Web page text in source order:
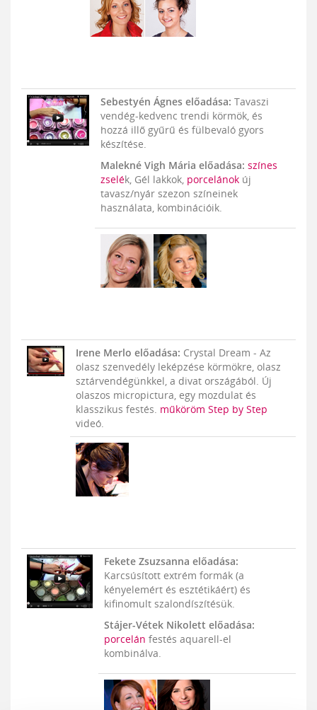
Sebestyén Ágnes előadása: Tavaszi
vendég-kedvenc trendi körmök, és
hozzá illő gyűrű és fülbevaló gyors
készítése.
Malekné Vigh Mária előadása: színes
zselék, Gél lakkok, porcelánok új
tavasz/nyár szezon színeinek
használata, kombinációik.
Irene Merlo előadása: Crystal Dream - Az
olasz szenvedély leképzése körmökre, olasz
sztárvendégünkkel, a divat országából. Új
olaszos micropictura, egy mozdulat és
klasszikus festés. műköröm Step by Step
videó.
Fekete Zsuzsanna előadása:
Karcsúsított extrém formák (a
kényelemért és esztétikáért) és
kifinomult szalondíszítésük.
Stájer-Vétek Nikolett előadása:
porcelán festés aquarell-el
kombinálva.